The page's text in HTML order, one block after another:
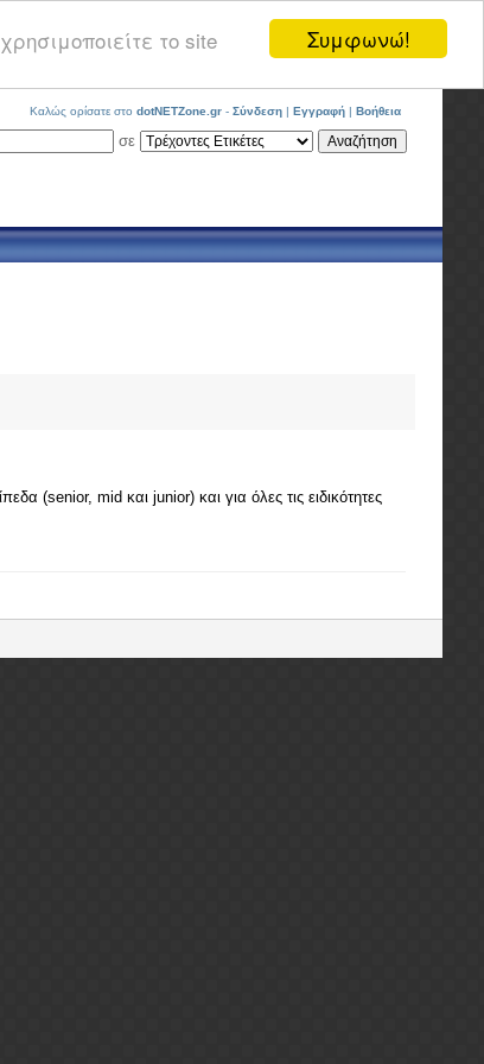
Συμφωνώ!
το site
Καλώς ορίσατε στο dotNETZone.gr - Σύνδεση | Εγγραφή | Βοήθεια
σε
(senior, mid και junior) και για όλες τις ειδικότητες